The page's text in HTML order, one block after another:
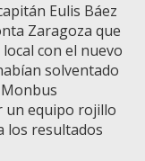
Eulis Báez
Zaragoza que
con el nuevo
solventado
un equipo rojillo
los resultados